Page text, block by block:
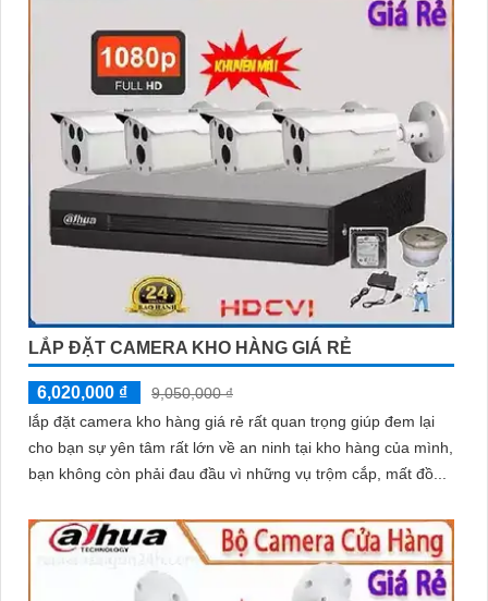
LẮP ĐẶT CAMERA KHO HÀNG GIÁ RẺ
6,020,000 ₫
9,050,000 ₫
lắp đặt camera kho hàng giá rẻ rất quan trọng giúp đem lại
cho bạn sự yên tâm rất lớn về an ninh tại kho hàng của mình,
bạn không còn phải đau đầu vì những vụ trộm cắp, mất đồ...